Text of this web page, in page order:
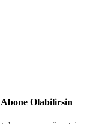
Olabilirsin